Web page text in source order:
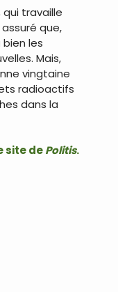
qui travaille
que,
les
Mais,
vingtaine
radioactifs
dans la
site dePolitis.